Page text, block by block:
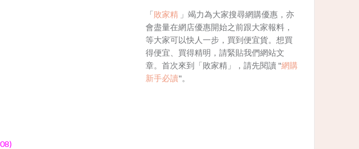
「敗家精 」竭力為大家搜尋網購優惠，亦
會盡量在網店優惠開始之前跟大家報料，
等大家可以快人一步，買到便宜貨。想買
得便宜、買得精明，請緊貼我們網站文
章。首次來到「敗家精」，請先閱讀 "網購
新手必讀"。